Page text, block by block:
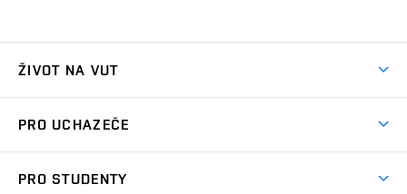
ŽIVOT NA VUT
Koleje
PRO UCHAZEČE
PRO STUDENTY